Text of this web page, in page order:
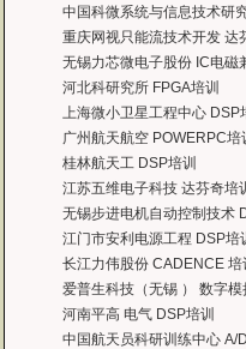
——台湾双扬科技，研发处经理，杨
曙海对我们公司的iPhone培训，实
——台湾欧泽科技,张工
通过参加Symbian培训，再做
——IBM公司，沈经理
有曙海这样的DSP开发培训单位，
——上海医疗器械高等学校，罗老师
中国科微系统与信息技术研
重庆网视只能流技术开发 达
无锡力芯微电子股份 IC电磁
河北科研究所 FPGA培训
上海微小卫星工程中心 DSP
广州航天航空 POWERPC培
桂林航天工 DSP培训
江苏五维电子科技 达芬奇培
无锡步进电机自动控制技术
江门市安利电源工程 DSP培
长江力伟股份 CADENCE 培
爱普生科技（无锡 ） 数字模
河南平高 电气 DSP培训
中国航天员科研训练中心 A/